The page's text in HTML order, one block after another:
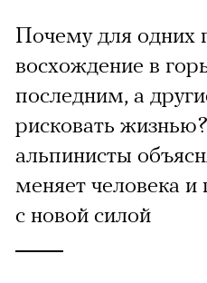
Почему для одних
восхождение в
последним, а
рисковать
альпинисты
меняет человека и
с новой силой